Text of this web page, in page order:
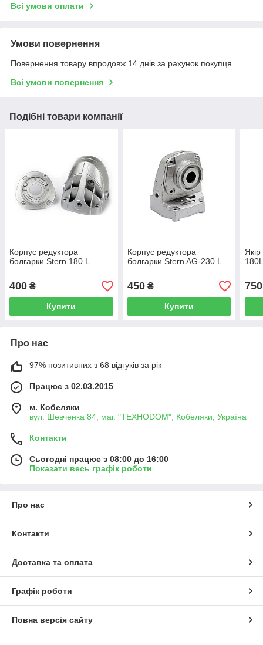
Всі умови оплати
Умови повернення
Повернення товару впродовж 14 днів за рахунок покупця
Всі умови повернення
Подібні товари компанії
Корпус редуктора
болгарки Stern 180 L
400 ₴
Купити
Корпус редуктора
болгарки Stern AG-230 L
450₴
Купити
750
Про нас
97% позитивних з 68 відгуків за рік
Працює з 02.03.2015
м. Кобеляки
вул. Шевченка 84, маг. "ТЕХНОDOM", Кобеляки, Україна
Контакти
Сьогодні працює з 08:00 до 16:00
Показати весь графік роботи
Про нас
Контакти
Доставка та оплата
Графік роботи
Повна версія сайту